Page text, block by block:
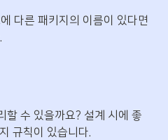
다른 패키지의 이름이 있다면
할 수 있을까요? 설계 시에 좋
규칙이 있습니다.